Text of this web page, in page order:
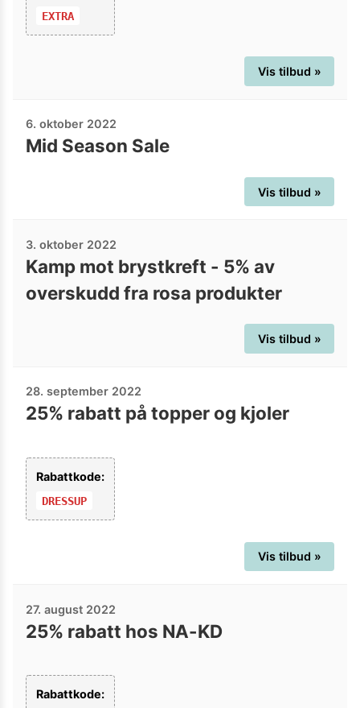
EXTRA
Vis tilbud »
6. oktober 2022
Mid Season Sale
Vis tilbud »
3. oktober 2022
Kamp mot brystkreft - 5% av
overskudd fra rosa produkter
Vis tilbud »
28. september 2022
25% rabatt på topper og kjoler
Rabattkode:
DRESSUP
Vis tilbud »
27. august 2022
25% rabatt hos NA-KD
Rabattkode: